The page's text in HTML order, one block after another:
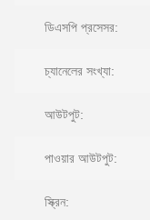
ডিএসপি প্রসেসর:
চ্যানেলের সংখ্যা:
আউটপুট:
পাওয়ার আউটপুট:
স্ক্রিন: